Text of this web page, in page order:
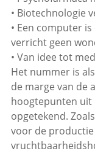
• Biotechnologie
• Een computer
verricht geen
• Van idee tot
Het nummer is als
de marge van de
hoogtepunten uit
opgetekend.
voor de